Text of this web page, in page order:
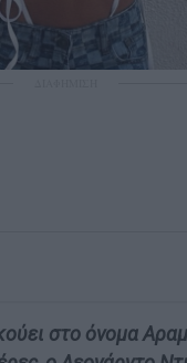
στο όνομα